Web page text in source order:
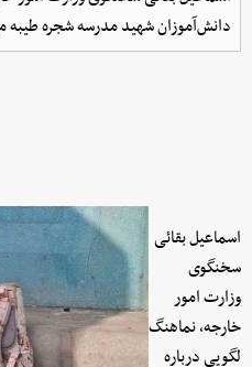
دانش‌آموزان شهید مدرسه شجره طیبه
اسماعیل بقائی
سخنگوی
وزارت امور
خارجه، نماهنگ
لگویی درباره